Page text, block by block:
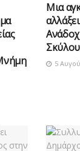
Μια
Σκύλου
5